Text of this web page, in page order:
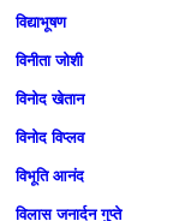
विद्याभूषण
विनीता जोशी
विनोद खेतान
विनोद विप्लव
विभूति आनंद
विलास जनार्दन गुप्‍ते